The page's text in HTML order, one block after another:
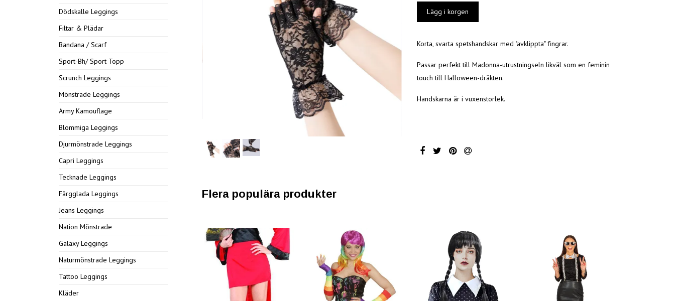
Dödskalle Leggings
Filtar & Plädar
Bandana / Scarf
Sport-Bh/ Sport Topp
Scrunch Leggings
Mönstrade Leggings
Army Kamouflage
Blommiga Leggings
Djurmönstrade Leggings
Capri Leggings
Tecknade Leggings
Färgglada Leggings
Jeans Leggings
Nation Mönstrade
Galaxy Leggings
Naturmönstrade Leggings
Tattoo Leggings
Kläder
Korta, svarta spetshandskar med "avklippta" fingrar.
Passar perfekt till Madonna-utrustningseln likväl som en feminin
touch till Halloween-dräkten.
Handskarna är i vuxenstorlek.
Flera populära produkter